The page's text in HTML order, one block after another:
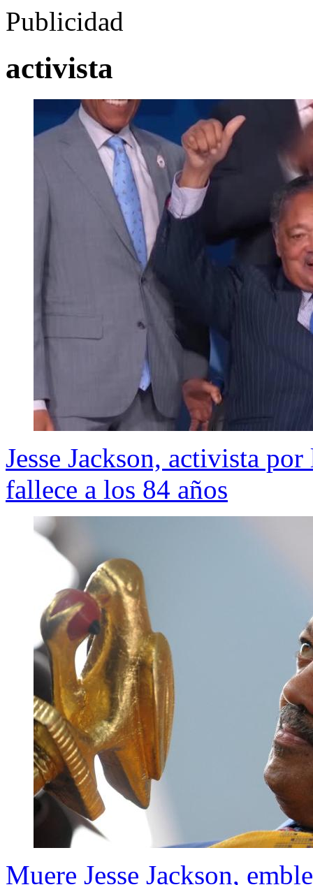
Publicidad
activista
Jesse Jackson, activista
fallece a los 84 años
Muere Jesse Jackson,